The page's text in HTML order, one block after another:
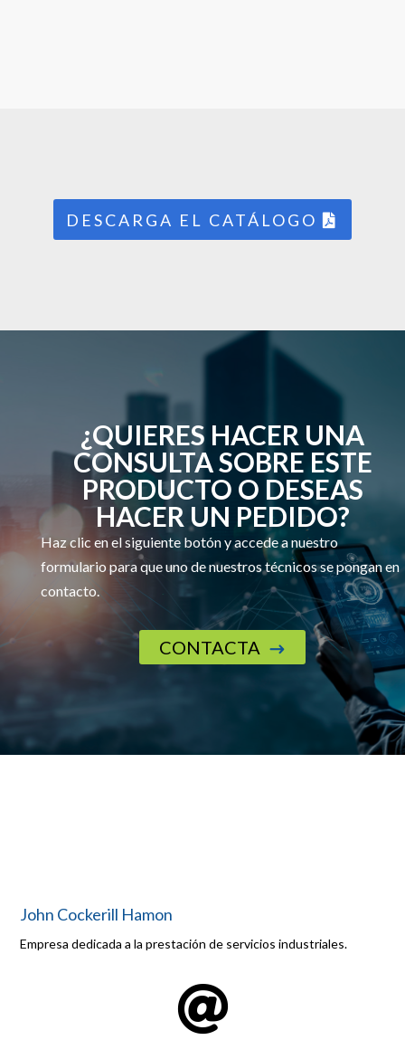
DESCARGA EL CATÁLOGO
¿QUIERES HACER UNA
CONSULTA SOBRE ESTE
PRODUCTO O DESEAS
HACER UN PEDIDO?
Haz clic en el siguiente botón y accede a nuestro
formulario para que uno de nuestros técnicos se pongan en
contacto.
CONTACTA $
John Cockerill Hamon
Empresa dedicada a la prestación de servicios industriales.
